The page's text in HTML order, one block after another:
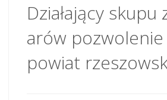
Działający skupu
arów
powiat